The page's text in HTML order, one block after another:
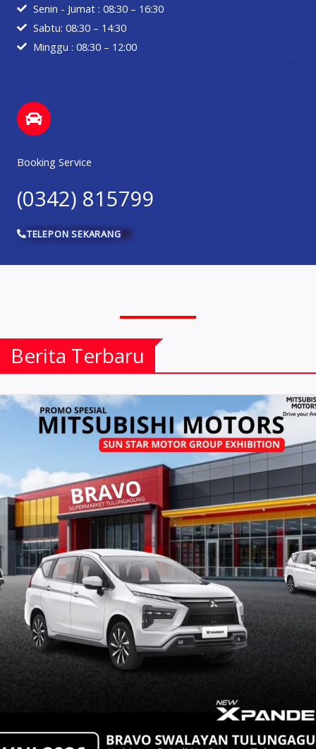
Senin - Jumat : 08:30 – 16:30
Sabtu: 08:30 – 14:30
Minggu : 08:30 – 12:00
Booking Service
(0342) 815799
TELEPON SEKARANG
Berita Terbaru